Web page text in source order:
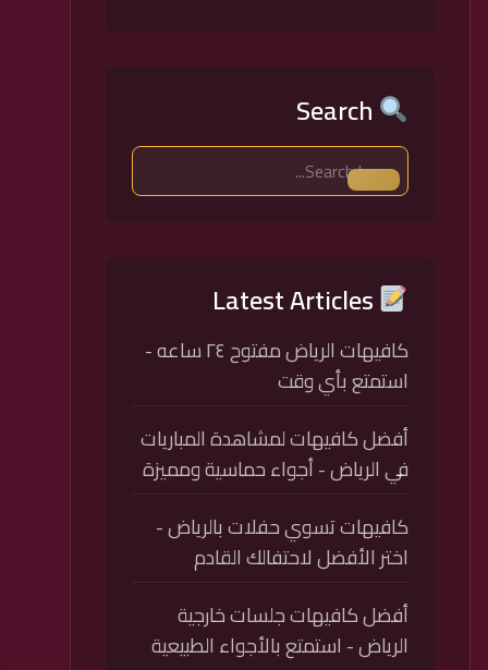
كافيهات الرياض مفتوح ٢٤ ساعه -
استمتع بأي وقت
أفضل كافيهات لمشاهدة المباريات
في الرياض - أجواء حماسية ومميزة
كافيهات تسوي حفلات بالرياض -
اختر الأفضل لاحتفالك القادم
أفضل كافيهات جلسات خارجية
الرياض - استمتع بالأجواء الطبيعية